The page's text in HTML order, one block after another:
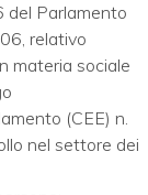
del Parlamento
relativo
materia sociale
(CEE) n.
nel settore dei